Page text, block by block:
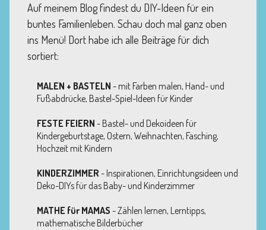
Auf meinem Blog findest du DIY-Ideen für ein
buntes Familienleben. Schau doch mal ganz oben
ins Menü! Dort habe ich alle Beiträge für dich
sortiert:
MALEN + BASTELN - mit Farben malen, Hand- und
Fußabdrücke, Bastel-Spiel-Ideen für Kinder
FESTE FEIERN - Bastel- und Dekoideen für
Kindergeburtstage, Ostern, Weihnachten, Fasching,
Hochzeit mit Kindern
KINDERZIMMER - Inspirationen, Einrichtungsideen und
Deko-DIYs für das Baby- und Kinderzimmer
MATHE für MAMAS - Zählen lernen, Lerntipps,
mathematische Bilderbücher